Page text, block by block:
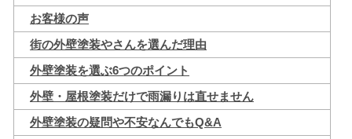
お客様の声
街の外壁塗装やさんを選んだ理由
外壁塗装を選ぶ6つのポイント
外壁・屋根塗装だけで雨漏りは直せません
外壁塗装の疑問や不安なんでもQ&A